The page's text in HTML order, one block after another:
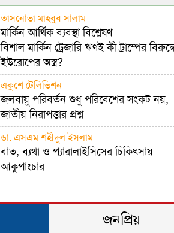
তাসনোভা মাহবুব সালাম
মার্কিন আর্থিক ব্যবস্থা বিশ্লেষণ
বিশাল মার্কিন ট্রেজারি ঋণই কী ট্রাম্পের
ইউরোপের অস্ত্র?
একুশে টেলিভিশন
জলবায়ু পরিবর্তন শুধু পরিবেশের সংকট নয়,
জাতীয় নিরাপত্তার প্রশ্ন
ডা. এসএম শহীদুল ইসলাম
বাত, ব্যথা ও প্যারালাইসিসের চিকিৎসায়
আকুপাংচার
জনপ্রিয়